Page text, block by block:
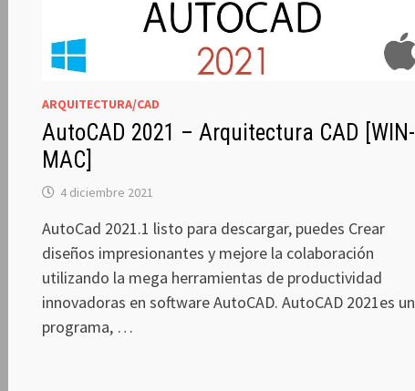
ARQUITECTURA/CAD
AutoCAD 2021 – Arquitectura CAD [WIN-
MAC]
4 diciembre 2021
AutoCad 2021.1 listo para descargar, puedes Crear
diseños impresionantes y mejore la colaboración
utilizando la mega herramientas de productividad
innovadoras en software AutoCAD. AutoCAD 2021es un
programa, …